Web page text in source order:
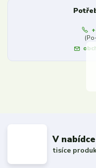
V
tisíce